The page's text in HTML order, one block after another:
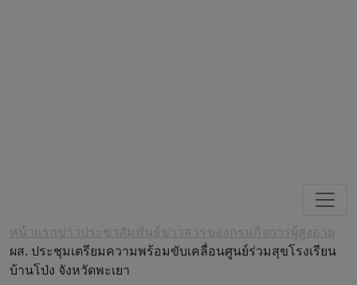
หน้าแรกข่าวประชาสัมพันธ์ข่าวสารของกรมกิจการผู้สูงอายุ
ผส. ประชุมเตรียมความพร้อมขับเคลื่อนศูนย์ร่วมสุขโรงเรียน
บ้านโป่ง จังหวัดพะเยา